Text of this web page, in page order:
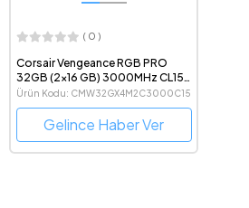
( 0 )
Corsair Vengeance RGB PRO
32GB (2x16 GB) 3000MHz CL15
Ram
Ürün Kodu: CMW32GX4M2C3000C15
Gelince Haber Ver